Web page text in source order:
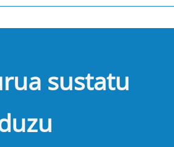
sustatu